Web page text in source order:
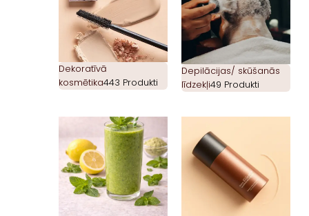
Dekoratīvā
kosmētika443 Produkti
Depilācijas/ skūšanās
līdzekļi49 Produkti